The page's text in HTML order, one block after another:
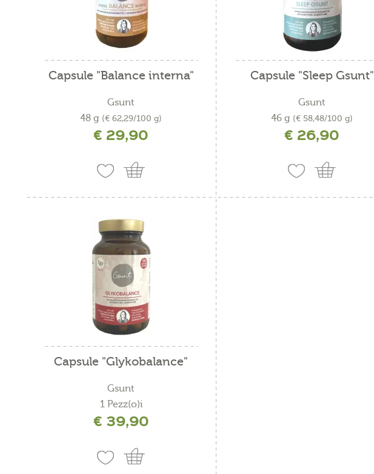
Capsule "Balance interna"
Gsunt
48 g (€ 62,29/100 g)
incl. IVA più costi di spedizione
€ 29,90
Capsule "Sleep Gsunt"
Gsunt
46 g (€ 58,48/100 g)
incl. IVA più costi di spedizione
€ 26,90
Capsule "Glykobalance"
Gsunt
1 Pezz(o)i
€ 39,90